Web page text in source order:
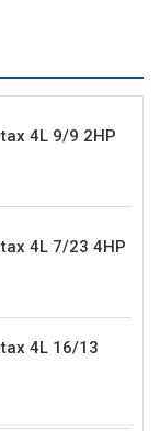
4L 9/9 2HP
4L 7/23 4HP
4L 16/13